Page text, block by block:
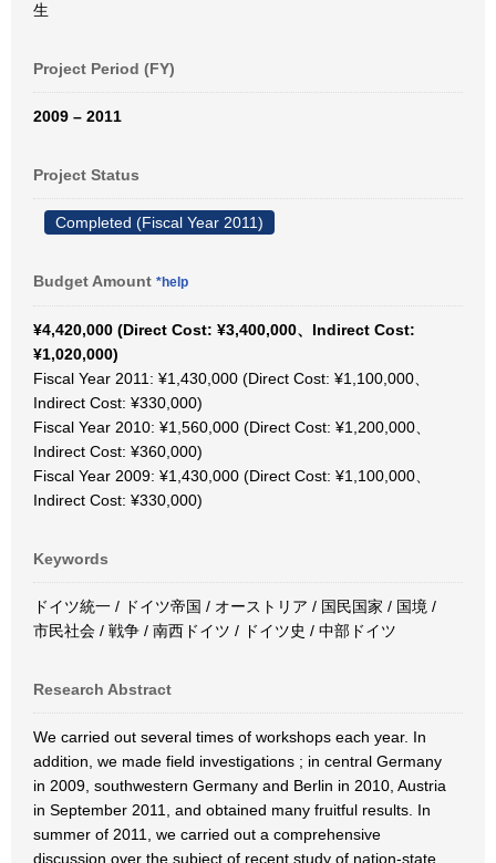
生
Project Period (FY)
2009 – 2011
Project Status
Completed (Fiscal Year 2011)
Budget Amount *help
¥4,420,000 (Direct Cost: ¥3,400,000、Indirect Cost:
¥1,020,000)
Fiscal Year 2011: ¥1,430,000 (Direct Cost: ¥1,100,000、
Indirect Cost: ¥330,000)
Fiscal Year 2010: ¥1,560,000 (Direct Cost: ¥1,200,000、
Indirect Cost: ¥360,000)
Fiscal Year 2009: ¥1,430,000 (Direct Cost: ¥1,100,000、
Indirect Cost: ¥330,000)
Keywords
ドイツ統一 / ドイツ帝国 / オーストリア / 国民国家 / 国境 /
市民社会 / 戦争 / 南西ドイツ / ドイツ史 / 中部ドイツ
Research Abstract
We carried out several times of workshops each year. In
addition, we made field investigations ; in central Germany
in 2009, southwestern Germany and Berlin in 2010, Austria
in September 2011, and obtained many fruitful results. In
summer of 2011, we carried out a comprehensive
discussion over the subject of recent study of nation-state